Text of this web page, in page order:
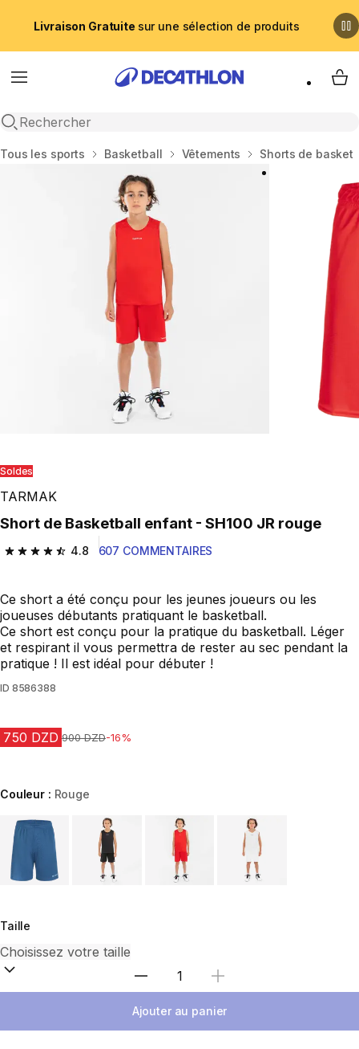
Livraison Gratuite sur une sélection de produits
Menu
Recherche ouverte
My
Accueil
Tous les sports Basketball Vêtements Shorts de basket
Soldes
TARMAK
Short de Basketball enfant - SH100 JR rouge
4.8
4.8 out of 5 stars from 607 reviews
607 COMMENTAIRES
Ce short a été conçu pour les jeunes joueurs ou les
joueuses débutants pratiquant le basketball.
Ce short est conçu pour la pratique du basketball. Léger
et respirant il vous permettra de rester au sec pendant la
pratique ! Il est idéal pour débuter !
ID 8586388
750 DZD Prix avant la réduction
900 DZD-16%
Couleur : Rouge
Choose a variant
Taille
Sélectionnez la quantité
Ajouter au panier